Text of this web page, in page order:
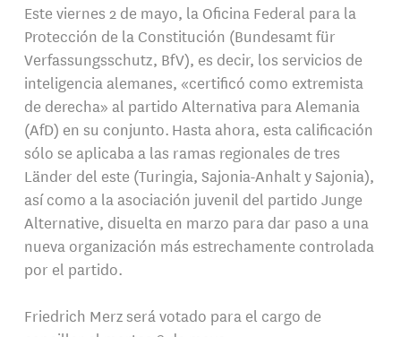
Este viernes 2 de mayo, la Oficina Federal para la
Protección de la Constitución (Bundesamt für
Verfassungsschutz, BfV), es decir, los servicios de
inteligencia alemanes, «certificó como extremista
de derecha» al partido Alternativa para Alemania
(AfD) en su conjunto. Hasta ahora, esta calificación
sólo se aplicaba a las ramas regionales de tres
Länder del este (Turingia, Sajonia-Anhalt y Sajonia),
así como a la asociación juvenil del partido Junge
Alternative, disuelta en marzo para dar paso a una
nueva organización más estrechamente controlada
por el partido.
Friedrich Merz será votado para el cargo de